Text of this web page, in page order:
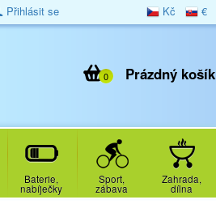
Kč €
Přihlásit se
Prázdný košík
0
Baterie,
nabíječky
Sport,
zábava
Zahrada,
dílna